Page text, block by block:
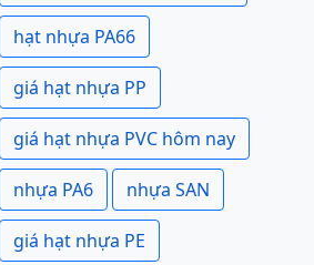
hạt nhựa PA66
giá hạt nhựa PP
giá hạt nhựa PVC hôm nay
nhựa PA6 nhựa SAN
giá hạt nhựa PE